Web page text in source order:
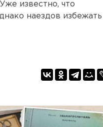
известно, что
наездов избежать